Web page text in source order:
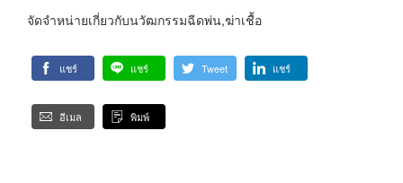
จัดจำหน่ายเกี่ยวกับนวัฒกรรมฉีดพ่น,ฆ่าเชื้อ
แชร์ แชร์ Tweet แชร์
อีเมล พิมพ์